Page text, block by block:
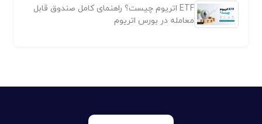
ETF اتریوم چیست؟ راهنمای کامل صندوق قابل
معامله در بورس اتریوم